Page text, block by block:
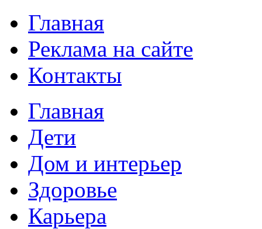
Главная
Реклама на сайте
Контакты
Главная
Дети
Дом и интерьер
Здоровье
Карьера